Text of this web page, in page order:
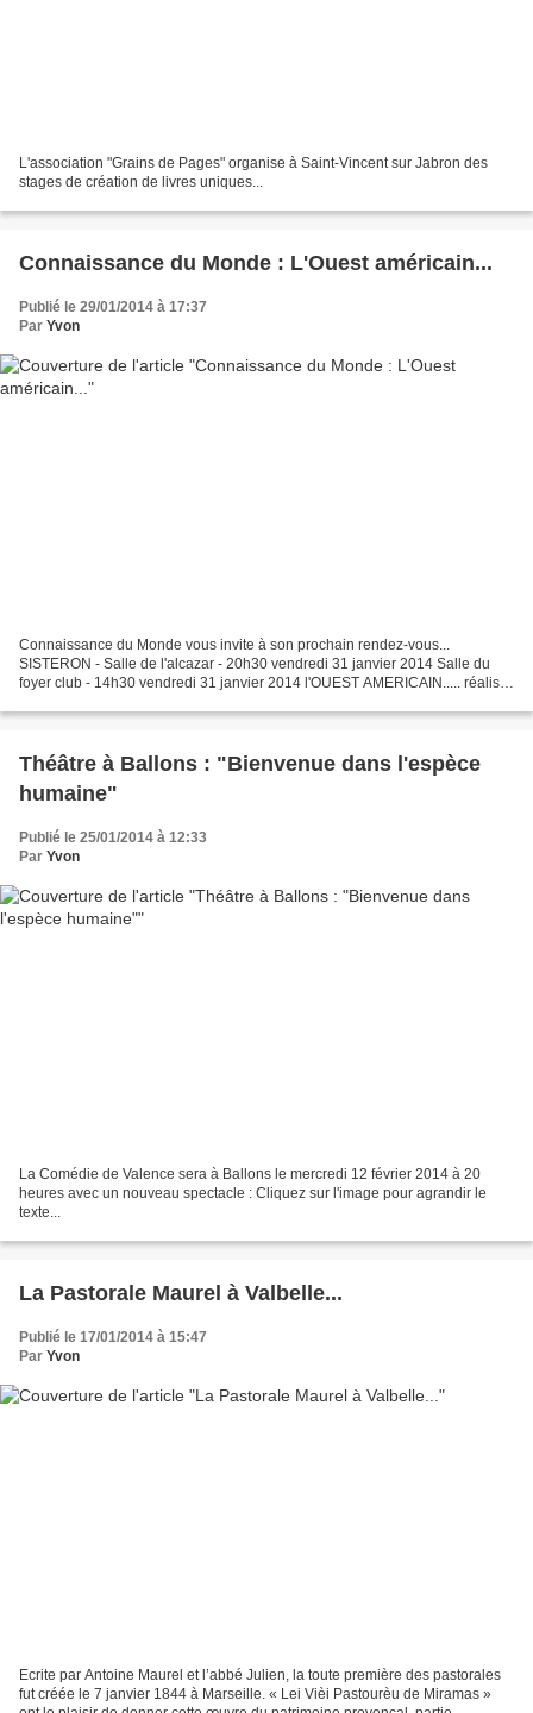
L'association "Grains de Pages" organise à Saint-Vincent sur Jabron des
stages de création de livres uniques...
Connaissance du Monde : L'Ouest américain...
Publié le 29/01/2014 à 17:37
Par Yvon
Connaissance du Monde vous invite à son prochain rendez-vous...
SISTERON - Salle de l'alcazar - 20h30 vendredi 31 janvier 2014 Salle du
foyer club - 14h30 vendredi 31 janvier 2014 l'OUEST AMERICAIN..... réalisé
Théâtre à Ballons : "Bienvenue dans l'espèce
humaine"
Publié le 25/01/2014 à 12:33
Par Yvon
La Comédie de Valence sera à Ballons le mercredi 12 février 2014 à 20
heures avec un nouveau spectacle : Cliquez sur l'image pour agrandir le
texte...
La Pastorale Maurel à Valbelle...
Publié le 17/01/2014 à 15:47
Par Yvon
Ecrite par Antoine Maurel et l’abbé Julien, la toute première des pastorales
fut créée le 7 janvier 1844 à Marseille. « Lei Vièi Pastourèu de Miramas »